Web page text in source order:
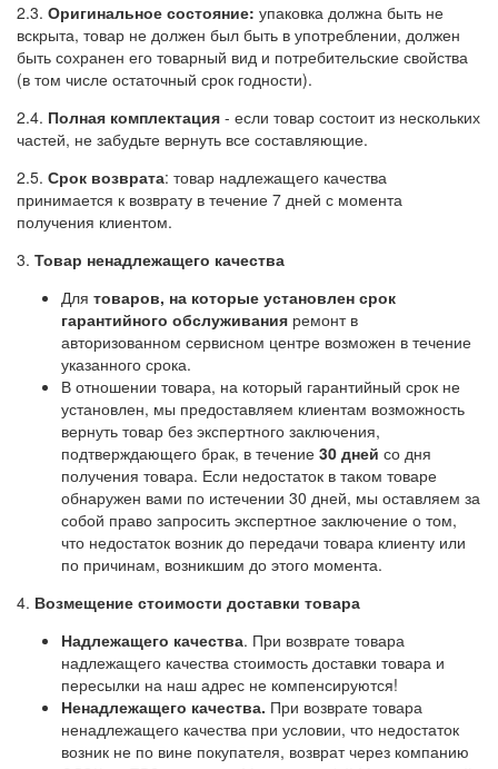
2.3. Оригинальное состояние: упаковка должна быть не
вскрыта, товар не должен был быть в употреблении, должен
быть сохранен его товарный вид и потребительские свойства
(в том числе остаточный срок годности).
2.4. Полная комплектация - если товар состоит из нескольких
частей, не забудьте вернуть все составляющие.
2.5. Срок возврата: товар надлежащего качества
принимается к возврату в течение 7 дней с момента
получения клиентом.
3. Товар ненадлежащего качества
Для товаров, на которые установлен срок
гарантийного обслуживания ремонт в
авторизованном сервисном центре возможен в течение
указанного срока.
В отношении товара, на который гарантийный срок не
установлен, мы предоставляем клиентам возможность
вернуть товар без экспертного заключения,
подтверждающего брак, в течение 30 дней со дня
получения товара. Если недостаток в таком товаре
обнаружен вами по истечении 30 дней, мы оставляем за
собой право запросить экспертное заключение о том,
что недостаток возник до передачи товара клиенту или
по причинам, возникшим до этого момента.
4. Возмещение стоимости доставки товара
Надлежащего качества. При возврате товара
надлежащего качества стоимость доставки товара и
пересылки на наш адрес не компенсируются!
Ненадлежащего качества. При возврате товара
ненадлежащего качества при условии, что недостаток
возник не по вине покупателя, возврат через компанию